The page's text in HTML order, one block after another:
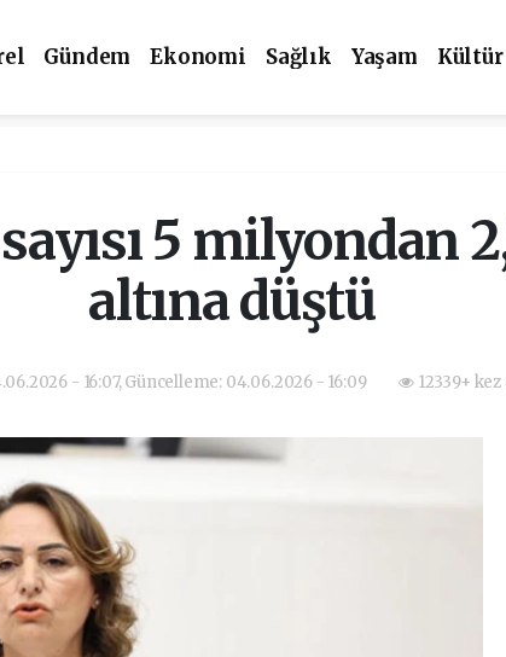
Gündem Ekonomi Sağlık Yaşam Kültür
5 milyondan
altına düştü
- 16:07, Güncelleme: 04.06.2026 - 16:09 12339+